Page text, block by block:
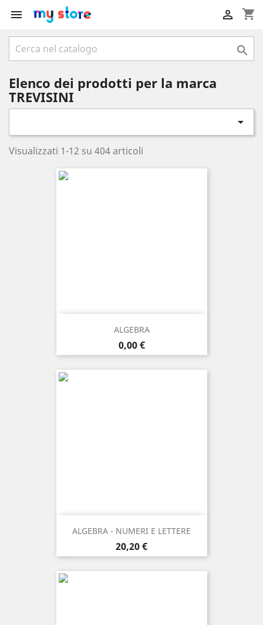
 shopping_cart


Elenco dei prodotti per la marca
TREVISINI

Visualizzati 1-12 su 404 articoli
ALGEBRA
Prezzo
0,00 €
ALGEBRA - NUMERI E LETTERE
Prezzo
20,20 €